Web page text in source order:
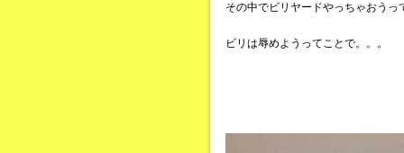
その中でビリヤードやっちゃおうっ
ビリは辱めようってことで。。。